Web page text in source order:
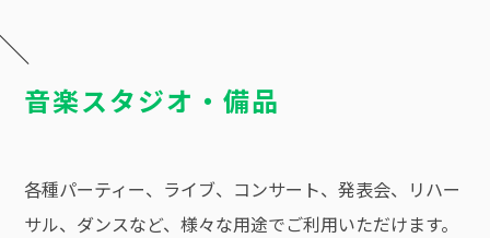
音楽スタジオ・備品
各種パーティー、ライブ、コンサート、発表会、リハー
サル、ダンスなど、様々な用途でご利用いただけます。